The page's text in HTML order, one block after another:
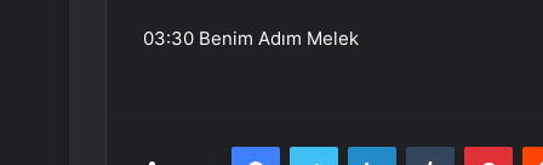
03:30 Benim Adım Melek
FacebookTwitter LinkedInTumblr